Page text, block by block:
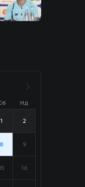
Нд
1 2
8 9
16